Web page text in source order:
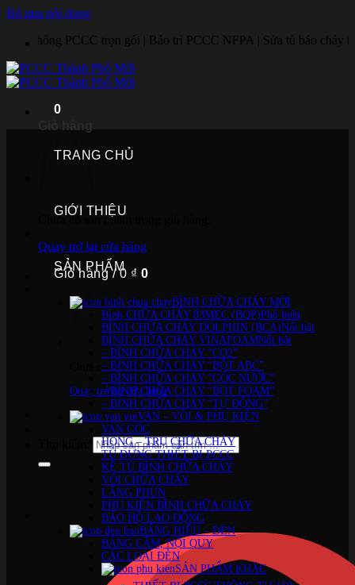
Bỏ qua nội dung
trọn gói | Bảo trì PCCC NFPA | Sửa tủ báo cháy trung
0
Chưa có sản phẩm trong giỏ hàng.
Quay trở lại cửa hàng
Giỏ hàng /0 ₫ 0
Chưa có sản phẩm trong giỏ hàng.
Quay trở lại cửa hàng
TRANG CHỦ
GIỚI THIỆU
SẢN PHẨM
BÌNH CHỮA CHÁY MỚI
Bình CHỮA CHÁY 83MEC (BQP)
BÌNH CHỮA CHÁY DOLPHIN (BCA)
BÌNH CHỮA CHÁY VINAFOAM
– BÌNH CHỮA CHÁY “CO2”
– BÌNH CHỮA CHÁY “BỘT ABC”
– BÌNH CHỮA CHÁY “GỐC NƯỚC”
– BÌNH CHỮA CHÁY “BỌT FOAM”
– BÌNH CHỮA CHÁY “TỰ ĐỘNG”
VAN – VÒI & PHỤ KIỆN
VAN GÓC
HỌNG – TRỤ CHỮA CHÁY
TỦ ĐỰNG THIẾT BỊ PCCC
KỆ TỦ BÌNH CHỮA CHÁY
VÒI CHỮA CHÁY
LĂNG PHUN
PHỤ KIỆN BÌNH CHỮA CHÁY
BẢO HỘ LAO ĐỘNG
BẢNG HIỆU – ĐÈN
BẢNG CẤM, NỘI QUY
CÁC LOẠI ĐÈN
SẢN PHẨM KHÁC